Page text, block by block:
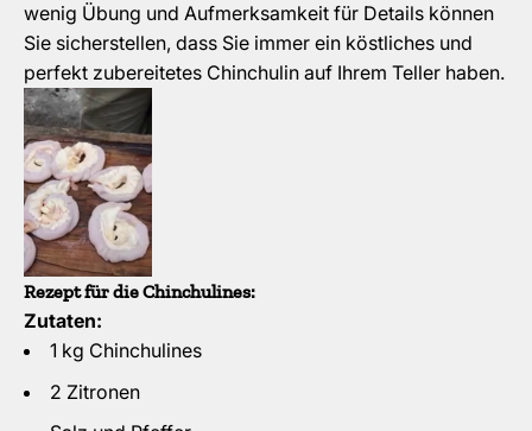
wenig Übung und Aufmerksamkeit für Details können
Sie sicherstellen, dass Sie immer ein köstliches und
perfekt zubereitetes Chinchulin auf Ihrem Teller haben.
Rezept für die Chinchulines:
Zutaten:
1 kg Chinchulines
2 Zitronen